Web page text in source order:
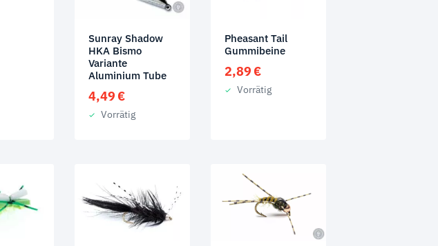
Sunray Shadow
HKA Bismo
Variante
Aluminium Tube
4,49 €
Vorrätig
Pheasant Tail
Gummibeine
2,89 €
Vorrätig